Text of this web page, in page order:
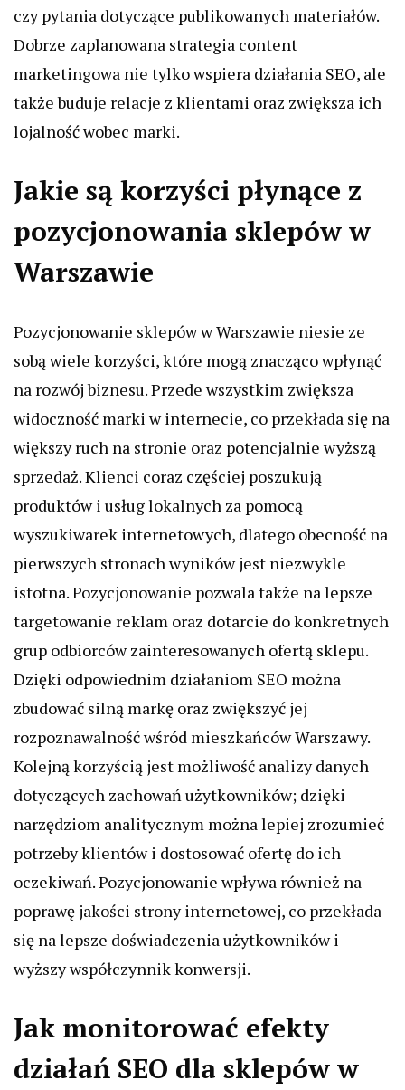
czy pytania dotyczące publikowanych materiałów.
Dobrze zaplanowana strategia content
marketingowa nie tylko wspiera działania SEO, ale
także buduje relacje z klientami oraz zwiększa ich
lojalność wobec marki.
Jakie są korzyści płynące z
pozycjonowania sklepów w
Warszawie
Pozycjonowanie sklepów w Warszawie niesie ze
sobą wiele korzyści, które mogą znacząco wpłynąć
na rozwój biznesu. Przede wszystkim zwiększa
widoczność marki w internecie, co przekłada się na
większy ruch na stronie oraz potencjalnie wyższą
sprzedaż. Klienci coraz częściej poszukują
produktów i usług lokalnych za pomocą
wyszukiwarek internetowych, dlatego obecność na
pierwszych stronach wyników jest niezwykle
istotna. Pozycjonowanie pozwala także na lepsze
targetowanie reklam oraz dotarcie do konkretnych
grup odbiorców zainteresowanych ofertą sklepu.
Dzięki odpowiednim działaniom SEO można
zbudować silną markę oraz zwiększyć jej
rozpoznawalność wśród mieszkańców Warszawy.
Kolejną korzyścią jest możliwość analizy danych
dotyczących zachowań użytkowników; dzięki
narzędziom analitycznym można lepiej zrozumieć
potrzeby klientów i dostosować ofertę do ich
oczekiwań. Pozycjonowanie wpływa również na
poprawę jakości strony internetowej, co przekłada
się na lepsze doświadczenia użytkowników i
wyższy współczynnik konwersji.
Jak monitorować efekty
działań SEO dla sklepów w